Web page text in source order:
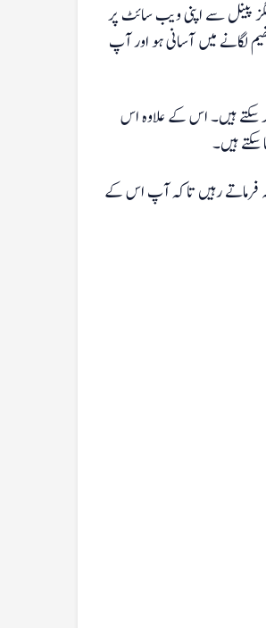
پینل سے اپنی ویب سائٹ پر
لگانے میں آسانی ہو اور آپ
ہیں۔ اس کے علاوہ اس
ہیں۔
فرماتے رہیں تاکہ آپ اس کے